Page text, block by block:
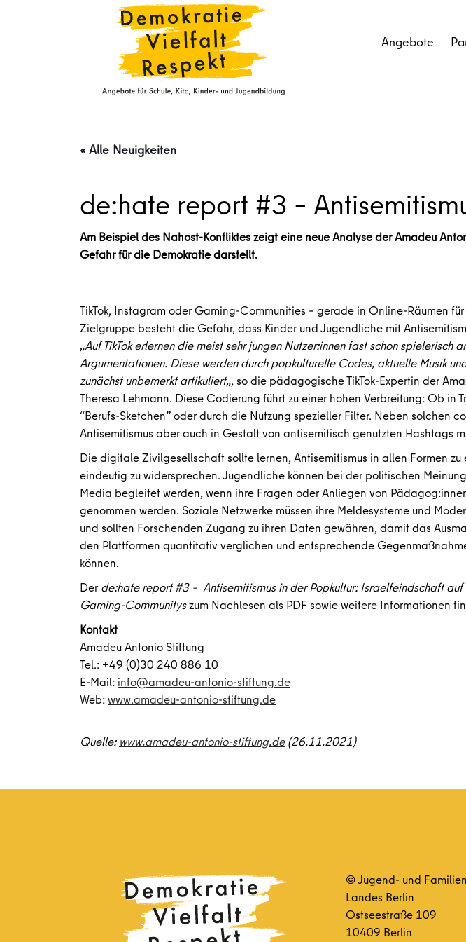
Angebote
« Alle Neuigkeiten
de:hate report #3 –
Am Beispiel des Nahost-Konfliktes zeigt eine neue Analyse der Amadeu
Gefahr für die Demokratie darstellt.
TikTok, Instagram oder Gaming-Communities – gerade in Online-Räumen
Zielgruppe besteht die Gefahr, dass Kinder und Jugendliche mit
„Auf TikTok erlernen die meist sehr jungen Nutzer:innen fast schon spielerisch
Argumentationen. Diese werden durch popkulturelle Codes, aktuelle Musik
zunächst unbemerkt artikuliert„, so die pädagogische TikTok-Expertin der
Theresa Lehmann. Diese Codierung führt zu einer hohen Verbreitung: Ob in
“Berufs-Sketchen” oder durch die Nutzung spezieller Filter. Neben solchen
Antisemitismus aber auch in Gestalt von antisemitisch genutzten Hashtags
Die digitale Zivilgesellschaft sollte lernen, Antisemitismus in allen Formen zu
eindeutig zu widersprechen. Jugendliche können bei der politischen
Media begleitet werden, wenn ihre Fragen oder Anliegen von
genommen werden. Soziale Netzwerke müssen ihre Meldesysteme und
und sollten Forschenden Zugang zu ihren Daten gewähren, damit das
den Plattformen quantitativ verglichen und entsprechende
können.
Derde:hate report #3 – Antisemitismus in der Popkultur: Israelfeindschaft auf
Gaming-Communityszum Nachlesen als PDF sowie weitere Informationen
Kontakt
Amadeu Antonio Stiftung
Tel.: +49 (0)30 240 886 10
E-Mail: info@amadeu-antonio-stiftung.de
Web:www.amadeu-antonio-stiftung.de
Quelle: www.amadeu-antonio-stiftung.de(26.11.2021)
© Jugend- und
Landes Berlin
Ostseestraße 109
10409 Berlin